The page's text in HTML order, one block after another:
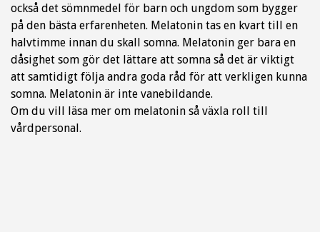
också det sömnmedel för barn och ungdom som bygger
på den bästa erfarenheten. Melatonin tas en kvart till en
halvtimme innan du skall somna. Melatonin ger bara en
dåsighet som gör det lättare att somna så det är viktigt
att samtidigt följa andra goda råd för att verkligen kunna
somna. Melatonin är inte vanebildande.
Om du vill läsa mer om melatonin så växla roll till
vårdpersonal.